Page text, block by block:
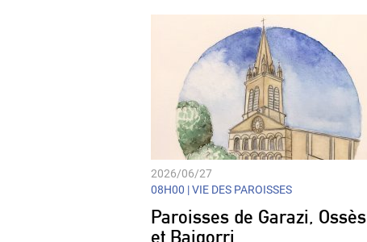
2026/06/27
08H00 |VIE DES PAROISSES
Paroisses de Garazi, Ossès
et Baigorri